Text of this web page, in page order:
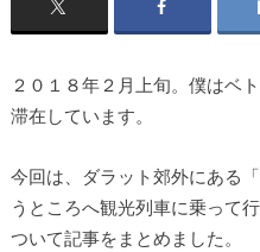
２０１８年２月上旬。僕はベ
滞在しています。
今回は、ダラット郊外にある
うところへ観光列車に乗って
ついて記事をまとめました。